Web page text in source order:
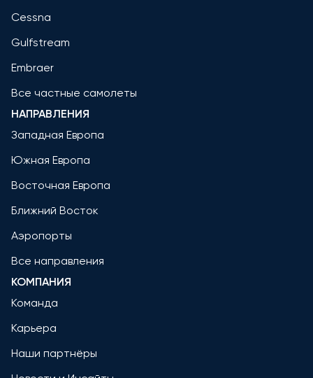
Cessna
Gulfstream
Embraer
Все частные самолеты
НАПРАВЛЕНИЯ
Западная Европа
Южная Европа
Восточная Европа
Ближний Восток
Аэропорты
Все направления
КОМПАНИЯ
Команда
Карьера
Наши партнёры